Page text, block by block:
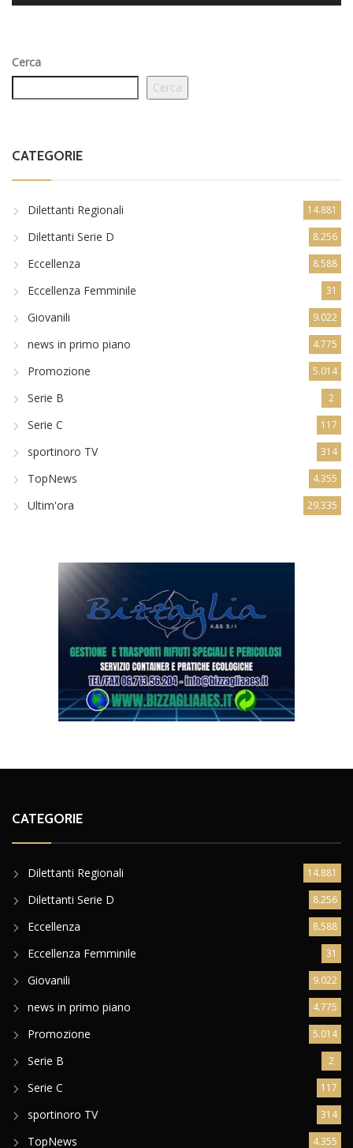
Cerca
Cerca
CATEGORIE
Dilettanti Regionali 14.881
Dilettanti Serie D 8.256
Eccellenza 8.588
Eccellenza Femminile 31
Giovanili 9.022
news in primo piano 4.775
Promozione 5.014
Serie B 2
Serie C 117
sportinoro TV 314
TopNews 4.355
Ultim'ora 29.335
CATEGORIE
Dilettanti Regionali 14.881
Dilettanti Serie D 8.256
Eccellenza 8.588
Eccellenza Femminile 31
Giovanili 9.022
news in primo piano 4.775
Promozione 5.014
Serie B 2
Serie C 117
sportinoro TV 314
TopNews 4.355